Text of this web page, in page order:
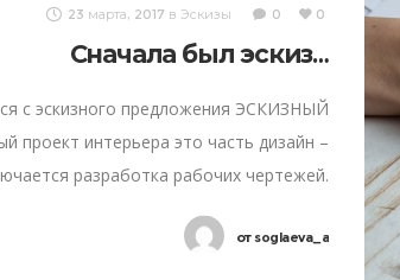
23 марта, 2017 в Эскизы 0 0
Сначала был эскиз…
с эскизного предложения ЭСКИЗНЫЙ
проект интерьера это часть дизайн –
разработка рабочих чертежей.
отsoglaeva_a